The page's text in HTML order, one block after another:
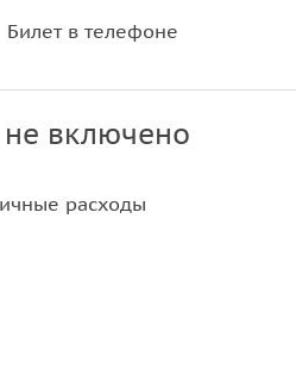
Билет в телефоне
не включено
расходы